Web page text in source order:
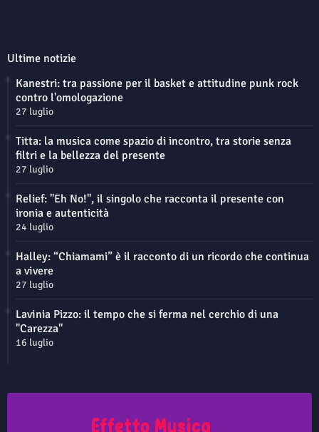
Ultime notizie
Kanestri: tra passione per il basket e attitudine punk rock
contro l'omologazione
27 luglio
Titta: la musica come spazio di incontro, tra storie senza
filtri e la bellezza del presente
27 luglio
Relief: "Eh No!", il singolo che racconta il presente con
ironia e autenticità
24 luglio
Halley: “Chiamami” è il racconto di un ricordo che continua
a vivere
27 luglio
Lavinia Pizzo: il tempo che si ferma nel cerchio di una
"Carezza"
16 luglio